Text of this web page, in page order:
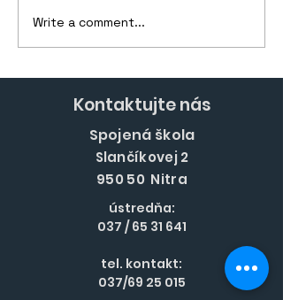
Komiksová výstava
SPIROU za ľudské
práva
Write a comment...
Kontaktujte nás
Spojená škola
Slančíkovej 2
950 50 Nitra
ústredňa:
037 /65 31 641
tel. kontakt:
037/69 25 015